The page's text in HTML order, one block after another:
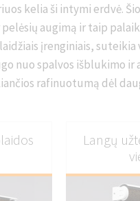
kelia ši intymi erdvė.
augimą ir taip
įrenginiais,
nuo spalvos išblukimo
rafinuotumą dėl
Langų